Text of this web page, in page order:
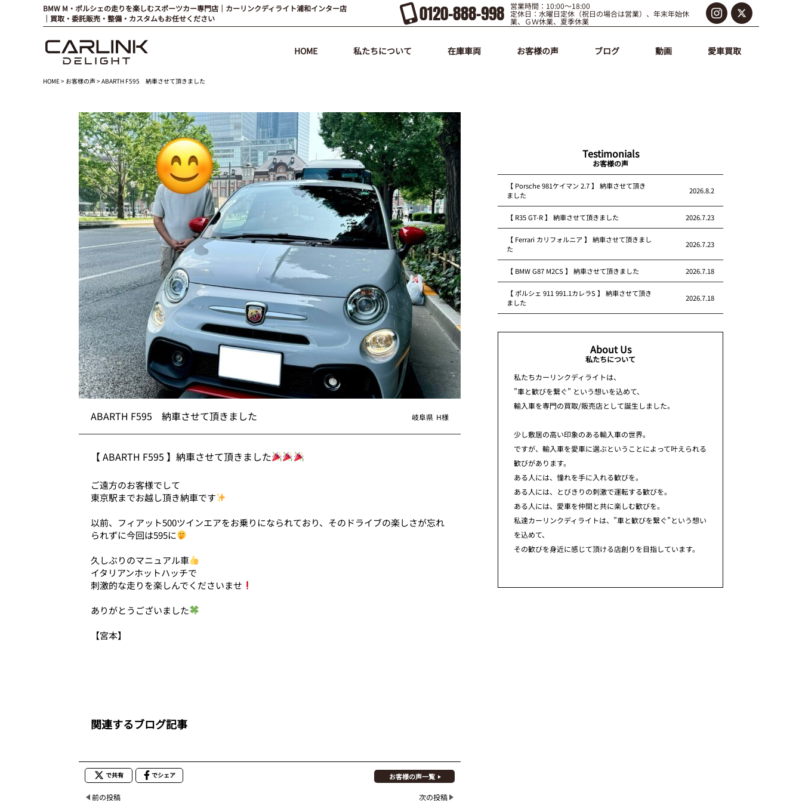
BMW M・ポルシェの走りを楽しむスポーツカー専門店｜カーリンクディライト浦和インター店
｜買取・委託販売・整備・カスタムもお任せください
0120-888-998 営業時間：10:00～18:00
定休日：水曜日定休（祝日の場合は営業）、年末年始休
業、ＧＷ休業、夏季休業
HOME 私たちについて 在庫車両 お客様の声 ブログ 動画 愛車買取
HOME> お客様の声> ABARTH F595 納車させて頂きました
ABARTH F595 納車させて頂きました 岐阜県 H様
【 ABARTH F595 】納車させて頂きました
ご遠方のお客様でして
東京駅までお越し頂き納車です
以前、フィアット500ツインエアをお乗りになられており、そのドライブの楽しさが忘れ
られずに今回は595に
久しぶりのマニュアル車
イタリアンホットハッチで
刺激的な走りを楽しんでくださいませ
ありがとうございました
【宮本】
関連するブログ記事
で共有 でシェア お客様の声一覧
前の投稿 次の投稿
Testimonials
お客様の声
【 Porsche 981ケイマン 2.7 】 納車させて頂き
ました
2026.8.2
【 R35 GT-R 】 納車させて頂きました 2026.7.23
【 Ferrari カリフォルニア 】 納車させて頂きまし
た
2026.7.23
【 BMW G87 M2CS 】 納車させて頂きました 2026.7.18
【 ポルシェ 911 991.1カレラS 】 納車させて頂き
ました
2026.7.18
About Us
私たちについて
私たちカーリンクディライトは、
”車と歓びを繋ぐ” という想いを込めて、
輸入車を専門の買取/販売店として誕生しました。
少し敷居の高い印象のある輸入車の世界。
ですが、輸入車を愛車に選ぶということによって叶えられる
歓びがあります。
ある人には、憧れを手に入れる歓びを。
ある人には、とびきりの刺激で運転する歓びを。
ある人には、愛車を仲間と共に楽しむ歓びを。
私達カーリンクディライトは、”車と歓びを繋ぐ”という想い
を込めて、
その歓びを身近に感じて頂ける店創りを目指しています。